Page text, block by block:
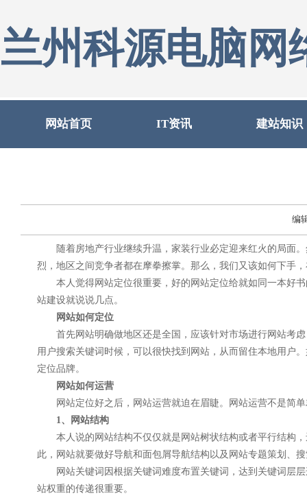
兰州科源电脑网
网站首页 IT资讯 建站知识
编
随着房地产行业继续升温，家装行业必定迎来红火的局面。
烈，地区之间竞争者都在摩拳擦掌。那么，我们又该如何下手
本人觉得网站定位很重要，好的网站定位给就如同一本好书
站建设就说说几点。
网站如何定位
首先网站明确做地区还是全国，应该针对市场进行网站考虑
用户搜索关键词时候，可以很快找到网站，从而留住本地用户
定位品牌。
网站如何运营
网站定位好之后，网站运营就迫在眉睫。网站运营不是简单
1、网站结构
本人说的网站结构不仅仅就是网站树状结构或者平行结构，
此，网站就要做好导航和面包屑导航结构以及网站专题策划、
网站关键词因根据关键词难度布置关键词，达到关键词层层
站权重的传递很重要。